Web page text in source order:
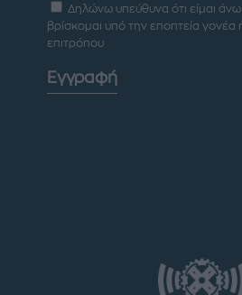
Δηλώνω υπεύθυνα ότι είμαι
βρίσκομαι υπό την εποπτεία
επιτρόπου
Εγγραφή